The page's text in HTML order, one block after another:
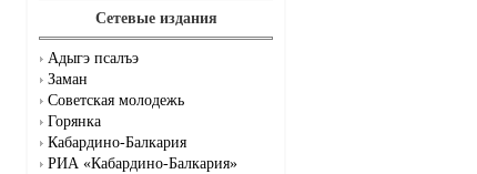
Сетевые издания
Адыгэ псалъэ
Заман
Советская молодежь
Горянка
Кабардино-Балкария
РИА «Кабардино-Балкария»